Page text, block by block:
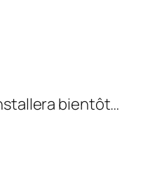
bientôt…